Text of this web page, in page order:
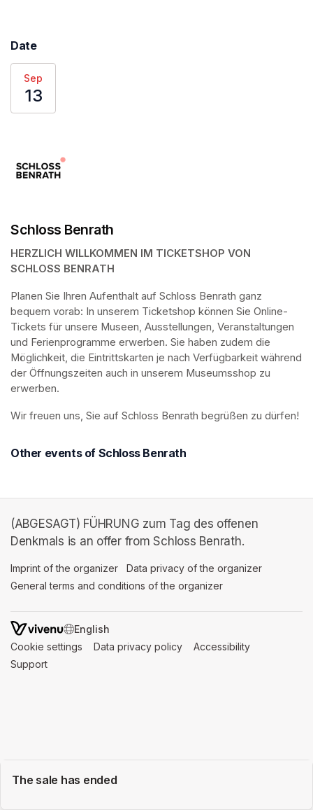
Date
Sep
13
The sale has ended
Schloss Benrath
HERZLICH WILLKOMMEN IM TICKETSHOP VON
SCHLOSS BENRATH
Planen Sie Ihren Aufenthalt auf Schloss Benrath ganz
bequem vorab: In unserem Ticketshop können Sie Online-
Tickets für unsere Museen, Ausstellungen, Veranstaltungen
und Ferienprogramme erwerben. Sie haben zudem die
Möglichkeit, die Eintrittskarten je nach Verfügbarkeit während
der Öffnungszeiten auch in unserem Museumsshop zu
erwerben.
Wir freuen uns, Sie auf Schloss Benrath begrüßen zu dürfen!
Other events of Schloss Benrath
(ABGESAGT) FÜHRUNG zum Tag des offenen
Denkmals is an offer from Schloss Benrath.
Imprint of the organizer (opens in a new tab)
Data privacy of the organizer
General terms and conditions of the organizer
SWITCH LANGUAGE
Cookie settings (opens in a new tab)
Data privacy policy (opens in a new tab)
Accessibility
Support